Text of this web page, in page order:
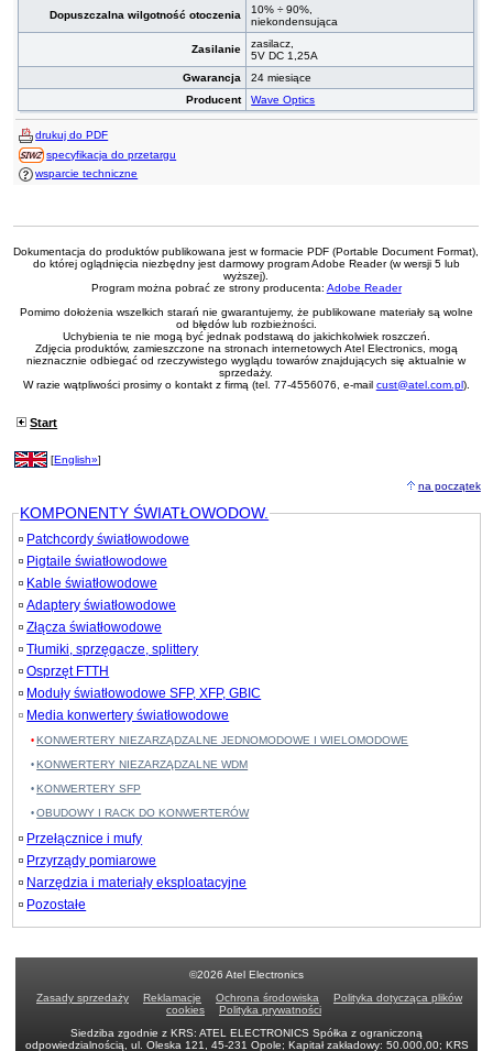
Dopuszczalna wilgotność otoczenia
10% ÷ 90%,
niekondensująca
Zasilanie
zasilacz,
5V DC 1,25A
Gwarancja
24 miesiące
Producent
Wave Optics
drukuj do PDF
specyfikacja do przetargu
wsparcie techniczne
Dokumentacja do produktów publikowana jest w formacie PDF (Portable Document Format),
do której oglądnięcia niezbędny jest darmowy program Adobe Reader (w wersji 5 lub
wyższej).
Program można pobrać ze strony producenta: Adobe Reader
Pomimo dołożenia wszelkich starań nie gwarantujemy, że publikowane materiały są wolne
od błędów lub rozbieżności.
Uchybienia te nie mogą być jednak podstawą do jakichkolwiek roszczeń.
Zdjęcia produktów, zamieszczone na stronach internetowych Atel Electronics, mogą
nieznacznie odbiegać od rzeczywistego wyglądu towarów znajdujących się aktualnie w
sprzedaży.
W razie wątpliwości prosimy o kontakt z firmą (tel. 77-4556076, e-mail cust@atel.com.pl).
Start
[English»]
na początek
KOMPONENTY ŚWIATŁOWODOW.
Patchcordy światłowodowe
Pigtaile światłowodowe
Kable światłowodowe
Adaptery światłowodowe
Złącza światłowodowe
Tłumiki, sprzęgacze, splittery
Osprzęt FTTH
Moduły światłowodowe SFP, XFP, GBIC
Media konwertery światłowodowe
KONWERTERY NIEZARZĄDZALNE JEDNOMODOWE I WIELOMODOWE
KONWERTERY NIEZARZĄDZALNE WDM
KONWERTERY SFP
OBUDOWY I RACK DO KONWERTERÓW
Przełącznice i mufy
Przyrządy pomiarowe
Narzędzia i materiały eksploatacyjne
Pozostałe
©2026 Atel Electronics
Zasady sprzedaży
Reklamacje Ochrona środowiska
Polityka dotycząca plików
cookies
Polityka prywatności
Siedziba zgodnie z KRS: ATEL ELECTRONICS Spółka z ograniczoną
odpowiedzialnością, ul. Oleska 121, 45-231 Opole; Kapitał zakładowy: 50.000,00; KRS